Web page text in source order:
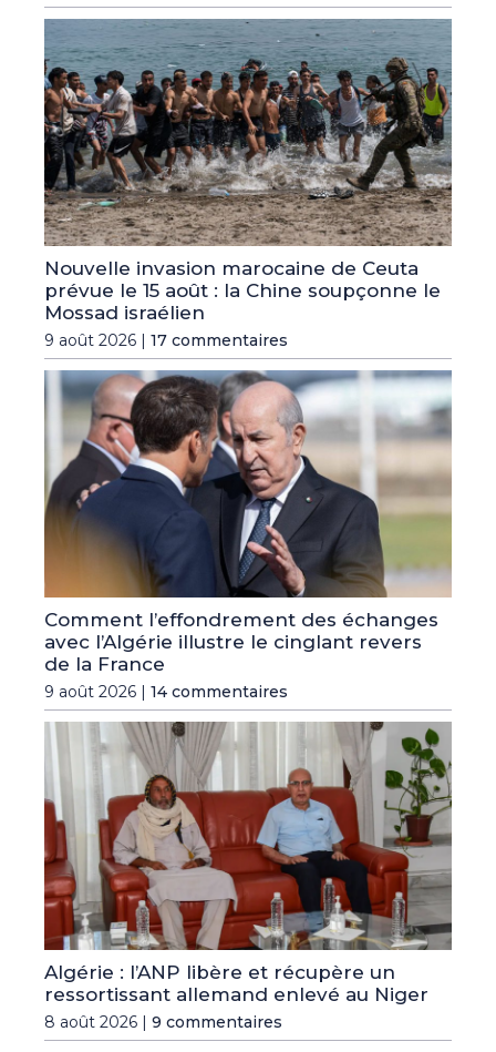
Nouvelle invasion marocaine de Ceuta
prévue le 15 août : la Chine soupçonne le
Mossad israélien
9 août 2026 | 17 commentaires
Comment l’effondrement des échanges
avec l’Algérie illustre le cinglant revers
de la France
9 août 2026 | 14 commentaires
Algérie : l’ANP libère et récupère un
ressortissant allemand enlevé au Niger
8 août 2026 | 9 commentaires